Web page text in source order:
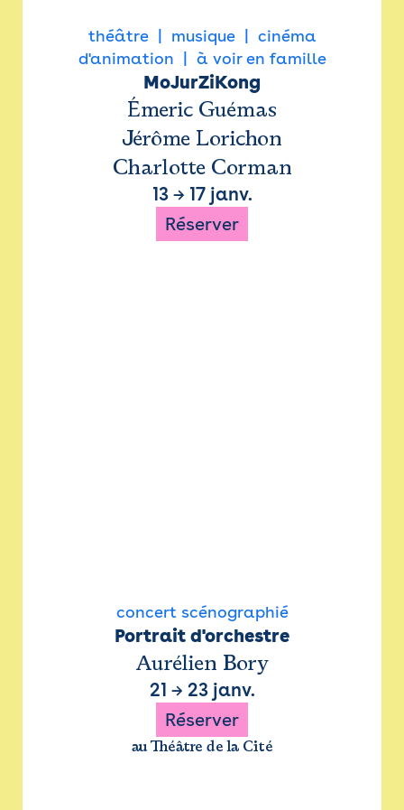
théâtre musique
cinéma
d'animation
à voir en famille
MoJurZiKong
Émeric Guémas
Jérôme Lorichon
Charlotte Corman
13→ 17 janv.
Réserver
concert scénographié
Portrait d'orchestre
Aurélien Bory
21 → 23 janv.
Réserver
au Théâtre de la Cité